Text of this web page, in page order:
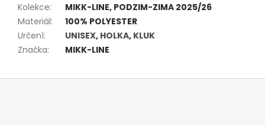
Kolekce:
MIKK-LINE, PODZIM-ZIMA 2025/26
Materiál:
100% POLYESTER
Určení: UNISEX, HOLKA, KLUK
Značka: MIKK-LINE
Z